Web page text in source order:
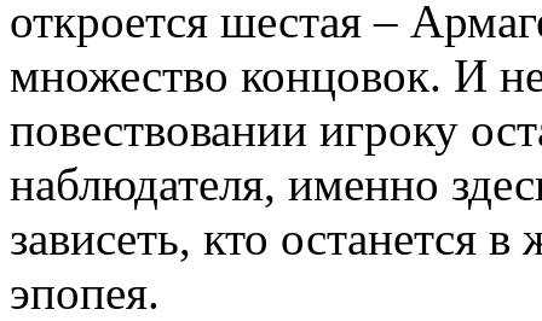
откроется шестая –
множество концовок. И
повествовании игроку
наблюдателя, именно
зависеть, кто останется
эпопея.